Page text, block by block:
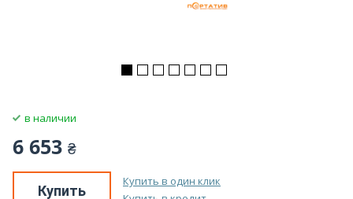
в наличии
6 653 ₴
Купить
Купить в один клик